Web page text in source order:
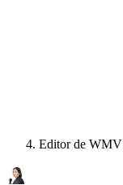
Editor de WMV